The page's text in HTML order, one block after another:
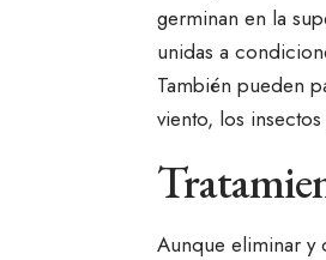
germinan en la
unidas a
También pueden
viento, los
Aunque eliminar y